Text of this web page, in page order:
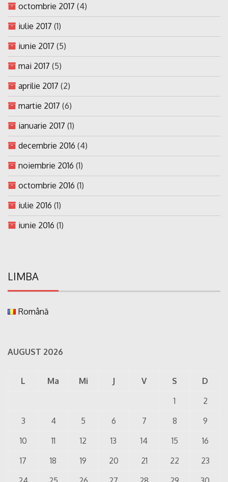
octombrie 2017 (4)
iulie 2017 (1)
iunie 2017 (5)
mai 2017 (5)
aprilie 2017 (2)
martie 2017 (6)
ianuarie 2017 (1)
decembrie 2016 (4)
noiembrie 2016 (1)
octombrie 2016 (1)
iulie 2016 (1)
iunie 2016 (1)
LIMBA
Română
AUGUST 2026
L Ma Mi J V S
D
1
2
3
4 5 6 7 8
9
10
11 12 13 14 15
16
17
18 19 20 21 22
23